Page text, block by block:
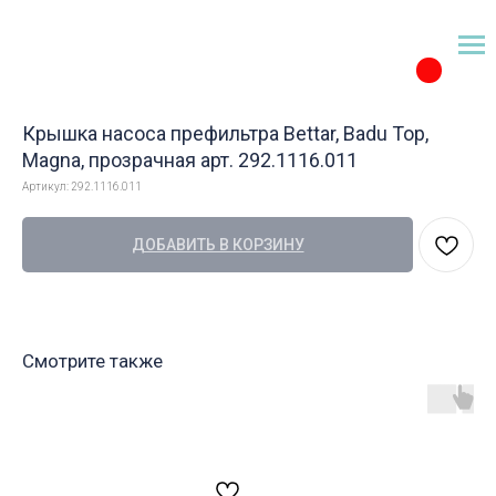
Крышка насоса префильтра Bettar, Badu Top,
Magna, прозрачная арт. 292.1116.011
Артикул: 292.1116.011
ДОБАВИТЬ В КОРЗИНУ
Смотрите также